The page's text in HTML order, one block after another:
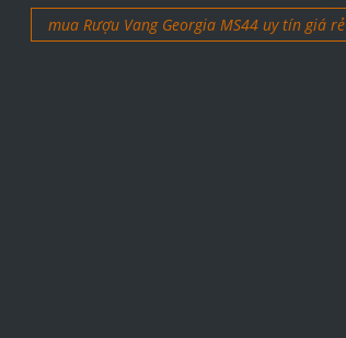
mua Rượu Vang Georgia MS44 uy tín giá rẻ